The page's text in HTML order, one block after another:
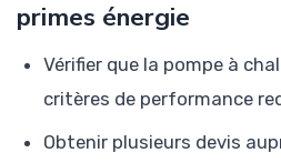
primes énergie
Vérifier que la pompe à
critères de performance
Obtenir plusieurs devis